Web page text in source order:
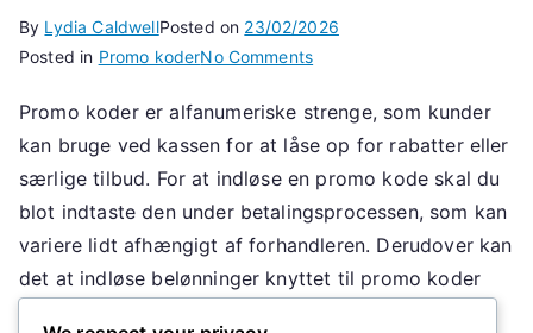
By Lydia CaldwellPosted on 23/02/2026
Posted in Promo koderNo Commentson
af
rabatkoder:
Rabatkoder,
Sådan
indløser
Indløsning
Promo koder er alfanumeriske strenge, som kunder
kan bruge ved kassen for at låse op for rabatter eller
særlige tilbud. For at indløse en promo kode skal du
blot indtaste den under betalingsprocessen, som kan
variere lidt afhængigt af forhandleren. Derudover kan
det at indløse belønninger knyttet til promo koder